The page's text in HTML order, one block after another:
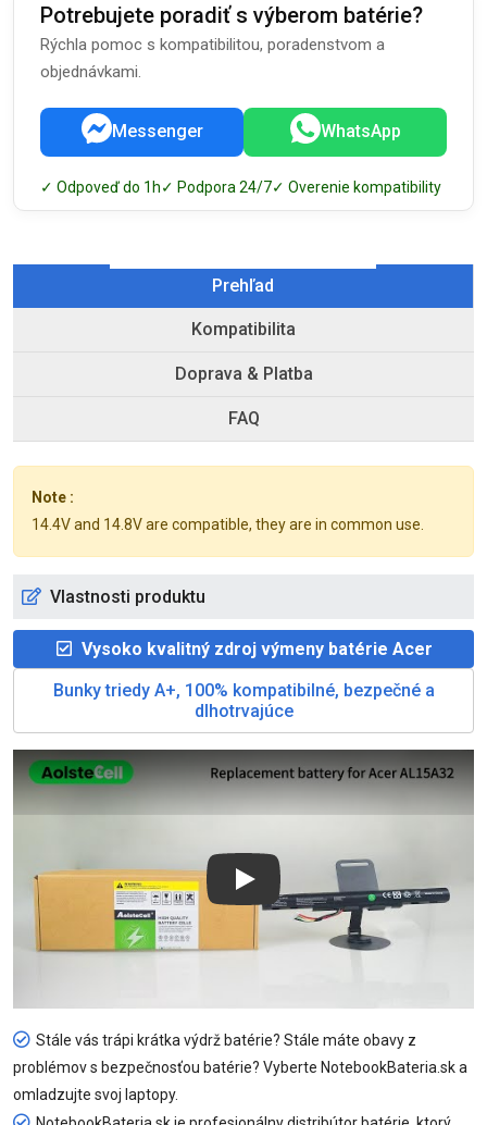
Potrebujete poradiť s výberom batérie?
Rýchla pomoc s kompatibilitou, poradenstvom a
objednávkami.
Messenger WhatsApp
✓ Odpoveď do 1h✓ Podpora 24/7✓ Overenie kompatibility
Prehľad
Kompatibilita
Doprava & Platba
FAQ
Note :
14.4V and 14.8V are compatible, they are in common use.
Vlastnosti produktu
Vysoko kvalitný zdroj výmeny batérie Acer
Bunky triedy A+, 100% kompatibilné, bezpečné a
dlhotrvajúce
Stále vás trápi krátka výdrž batérie? Stále máte obavy z
problémov s bezpečnosťou batérie? Vyberte NotebookBateria.sk a
omladzujte svoj laptopy.